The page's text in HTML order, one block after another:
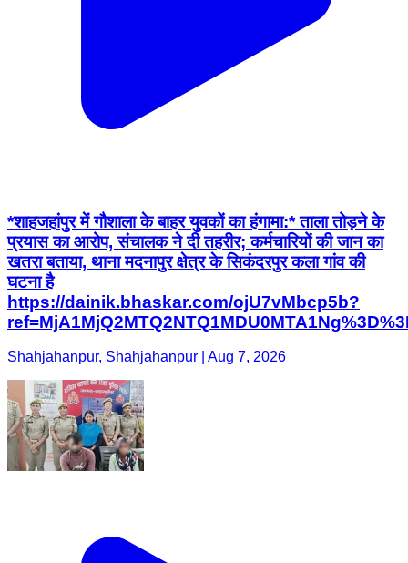
*शाहजहांपुर में गौशाला के बाहर युवकों का हंगामा:* ताला तोड़ने के
प्रयास का आरोप, संचालक ने दी तहरीर; कर्मचारियों की जान का
खतरा बताया, थाना मदनापुर क्षेत्र के सिकंदरपुर कला गांव की
घटना है
https://dainik.bhaskar.com/ojU7vMbcp5b?
Shahjahanpur, Shahjahanpur | Aug 7, 2026